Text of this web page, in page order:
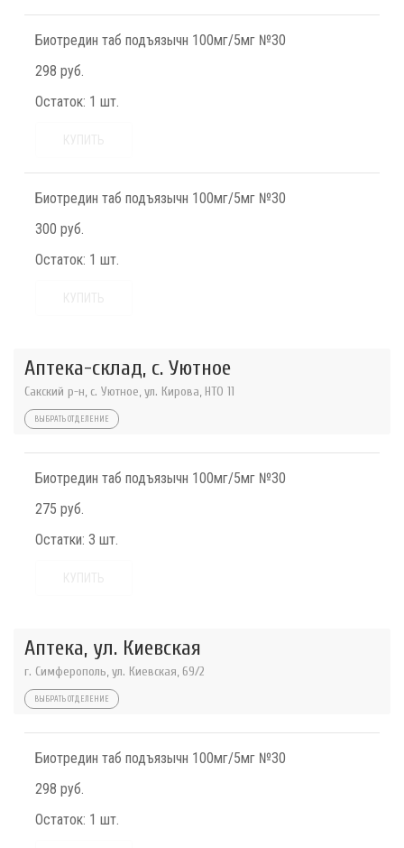
Биотредин таб подъязычн 100мг/5мг №30
298 руб.
Остаток: 1 шт.
Биотредин таб подъязычн 100мг/5мг №30
300 руб.
Остаток: 1 шт.
Аптека-склад, с. Уютное
Сакский р-н, с. Уютное, ул. Кирова, НТО 11
ВЫБРАТЬ ОТДЕЛЕНИЕ
Биотредин таб подъязычн 100мг/5мг №30
275 руб.
Остатки: 3 шт.
Аптека, ул. Киевская
г. Симферополь, ул. Киевская, 69/2
ВЫБРАТЬ ОТДЕЛЕНИЕ
Биотредин таб подъязычн 100мг/5мг №30
298 руб.
Остаток: 1 шт.